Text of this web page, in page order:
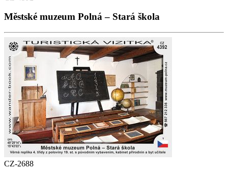
Městské muzeum Polná – Stará škola
CZ-2688